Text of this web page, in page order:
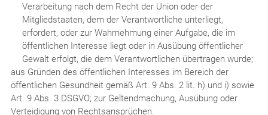
Verarbeitung nach dem Recht der Union oder der
Mitgliedstaaten, dem der Verantwortliche unterliegt,
erfordert, oder zur Wahrnehmung einer Aufgabe, die im
öffentlichen Interesse liegt oder in Ausübung öffentlicher
Gewalt erfolgt, die dem Verantwortlichen übertragen wurde;
aus Gründen des öffentlichen Interesses im Bereich der
öffentlichen Gesundheit gemäß Art. 9 Abs. 2 lit. h) und i) sowie
Art. 9 Abs. 3 DSGVO; zur Geltendmachung, Ausübung oder
Verteidigung von Rechtsansprüchen.